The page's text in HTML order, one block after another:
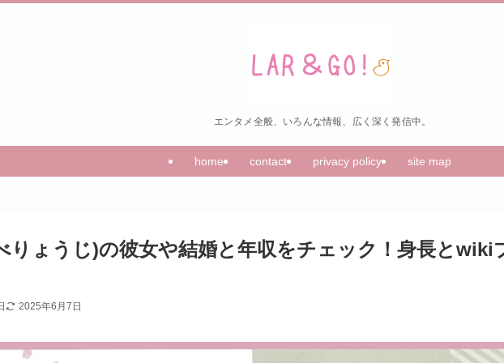
エンタメ全般、いろんな情報、広く深く発信中。
home contact privacy policy site map
りょうじ)の彼女や結婚と年収をチェック！身長とwiki
2025年6月7日